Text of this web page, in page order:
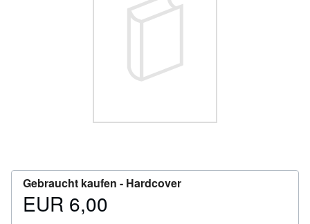
SCHLIESSEN
Gebraucht kaufen - Hardcover
Preis
EUR 6,00